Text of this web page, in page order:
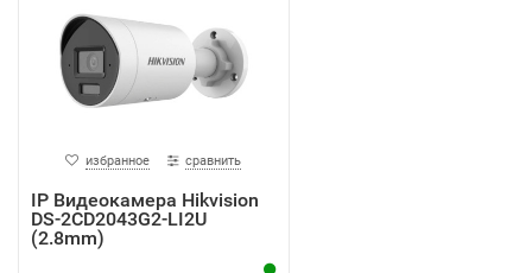
избранное сравнить
IP Видеокамера Hikvision
DS-2CD2043G2-LI2U
(2.8mm)